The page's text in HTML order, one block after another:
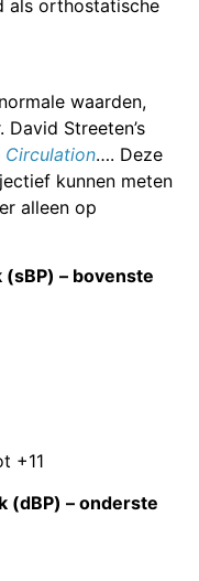
als orthostatische
waarden,
Streeten’s
…. Deze
kunnen meten
alleen op
– bovenste
+11
(dBP) – onderste